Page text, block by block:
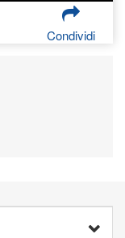
Condividi